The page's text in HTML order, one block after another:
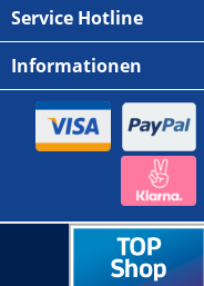
Service Hotline
Informationen